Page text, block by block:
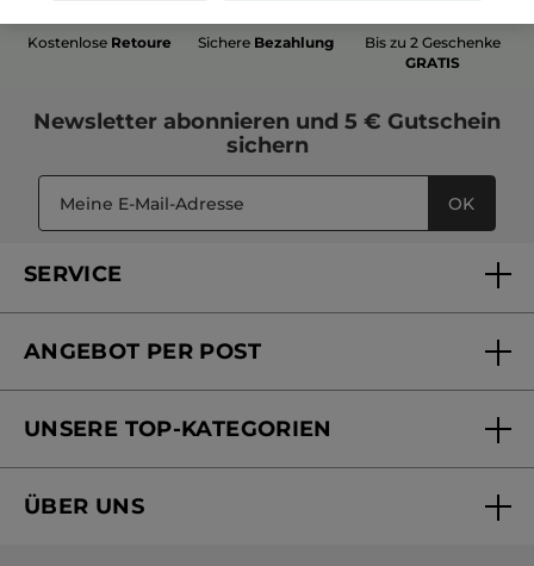
Kostenlose Retoure Sichere Bezahlung
Bis zu 2 Geschenke
GRATIS
Newsletter abonnieren und 5 € Gutschein
sichern
OK
SERVICE
Mein Konto
Online Preisliste
ANGEBOT PER POST
Versandhandel Preisliste
UNSERE TOP-KATEGORIEN
Black Friday Yves Rocher
ÜBER UNS